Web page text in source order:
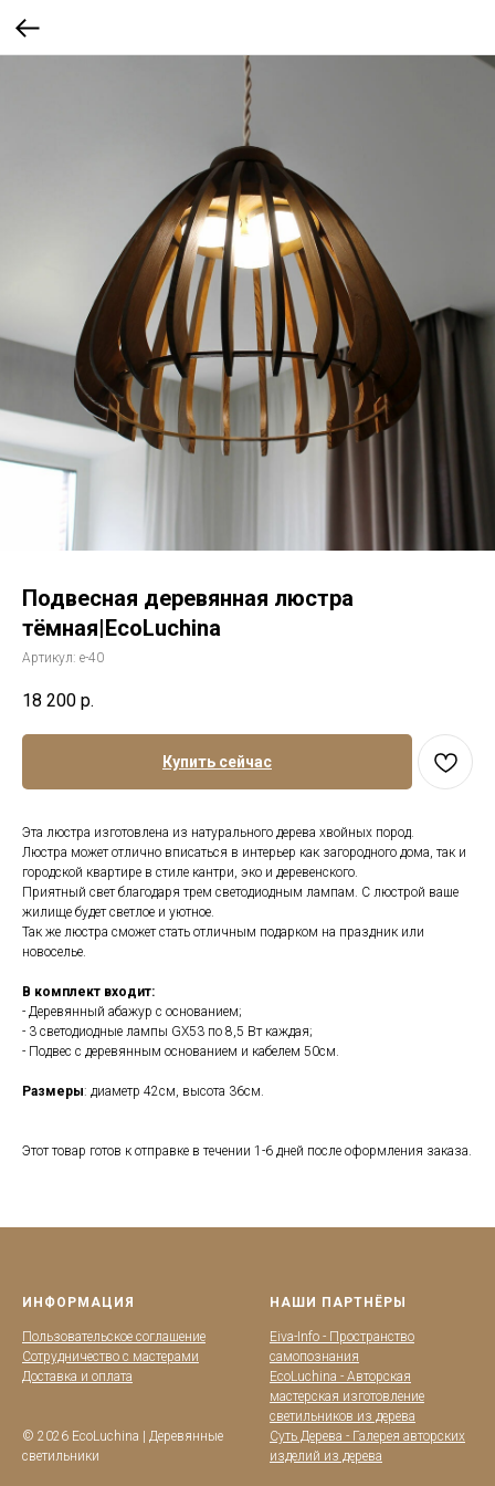
Подвесная деревянная люстра
тёмная|EcoLuchina
Артикул: е-40
18 200 р.
Купить сейчас
Эта люстра изготовлена из натурального дерева хвойных пород.
Люстра может отлично вписаться в интерьер как загородного дома, так и
городской квартире в стиле кантри, эко и деревенского.
Приятный свет благодаря трем светодиодным лампам. С люстрой ваше
жилище будет светлое и уютное.
Так же люстра сможет стать отличным подарком на праздник или
новоселье.
В комплект входит:
- Деревянный абажур с основанием;
- 3 светодиодные лампы GX53 по 8,5 Вт каждая;
- Подвес с деревянным основанием и кабелем 50см.
Размеры: диаметр 42см, высота 36см.
Этот товар готов к отправке в течении 1-6 дней после оформления заказа.
ИНФОРМАЦИЯ
Пользовательское соглашение
Сотрудничество с мастерами
Доставка и оплата
© 2026 EcoLuchina | Деревянные
светильники
НАШИ ПАРТНЁРЫ
Eiva-Info - Пространство
самопознания
EcoLuchina - Авторская
мастерская изготовление
светильников из дерева
Суть Дерева - Галерея авторских
изделий из дерева